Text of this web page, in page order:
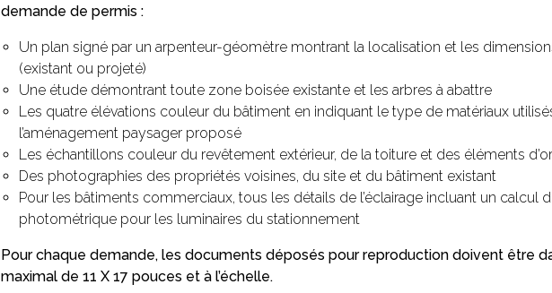
demande de permis :
Un plan signé par un arpenteur-géomètre montrant la localisation et les
(existant ou projeté)
Une étude démontrant toute zone boisée existante et les arbres à abattre
Les quatre élévations couleur du bâtiment en indiquant le type de matériaux
l’aménagement paysager proposé
Les échantillons couleur du revêtement extérieur, de la toiture et des éléments
Des photographies des propriétés voisines, du site et du bâtiment existant
Pour les bâtiments commerciaux, tous les détails de l’éclairage incluant un calcul
photométrique pour les luminaires du stationnement
Pour chaque demande, les documents déposés pour reproduction doivent être
maximal de 11 X 17 pouces et à l’échelle.